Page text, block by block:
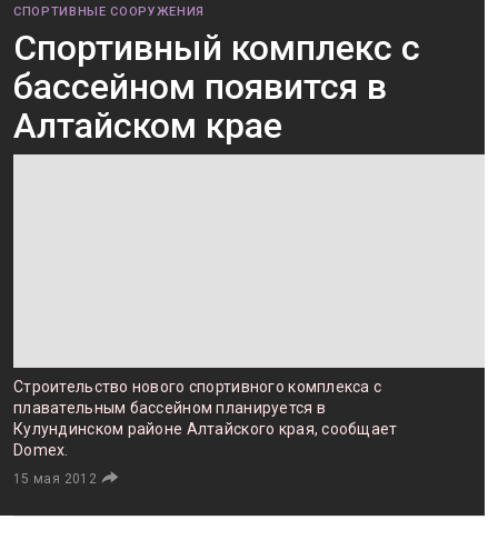
СПОРТИВНЫЕ СООРУЖЕНИЯ
Спортивный комплекс с
бассейном появится в
Алтайском крае
Строительство нового спортивного комплекса с
плавательным бассейном планируется в
Кулундинском районе Алтайского края, сообщает
Domex.
15 мая 2012